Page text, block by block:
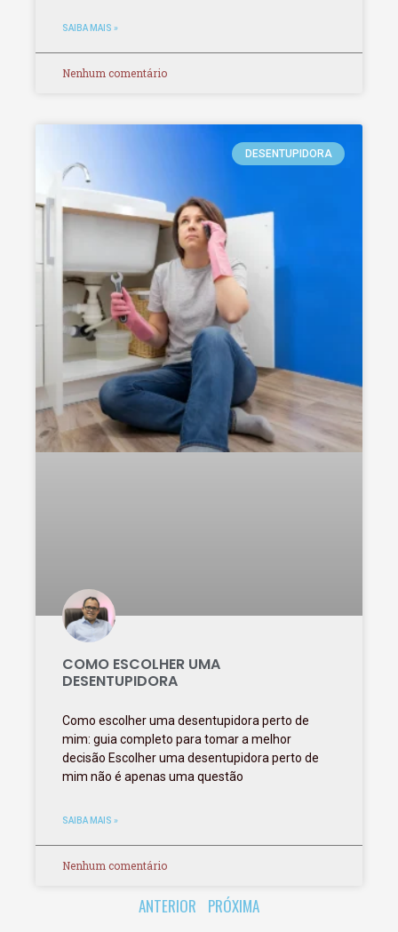
SAIBA MAIS »
Nenhum comentário
DESENTUPIDORA
COMO ESCOLHER UMA
DESENTUPIDORA
Como escolher uma desentupidora perto de
mim: guia completo para tomar a melhor
decisão Escolher uma desentupidora perto de
mim não é apenas uma questão
SAIBA MAIS »
Nenhum comentário
ANTERIOR PRÓXIMA